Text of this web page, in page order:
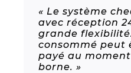
« Le système
avec réception
grande
consommé peut
payé au
borne. »